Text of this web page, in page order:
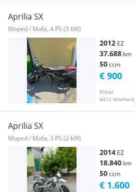
Aprilia SX
Moped / Mofa, 4 PS (3 kW)
2012 EZ
37.688 km
50ccm
Privat
8412
€ 900
Aprilia SX
Moped / Mofa, 3 PS (2 kW)
2014 EZ
18.840 km
50ccm
€ 1.600